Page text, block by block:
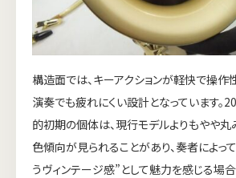
構造面では、キーアクションが軽快で操作
演奏でも疲れにくい設計となっています。
的初期の個体は、現行モデルよりもやや
色傾向が見られることがあり、奏者によっ
うヴィンテージ感”として魅力を感じる場合